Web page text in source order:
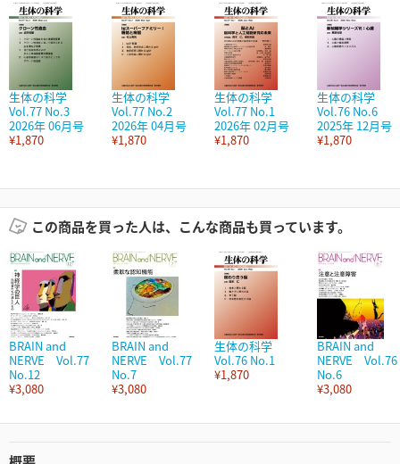
生体の科学
Vol.77 No.3
2026年 06月号
¥1,870
生体の科学
Vol.77 No.2
2026年 04月号
¥1,870
生体の科学
Vol.77 No.1
2026年 02月号
¥1,870
生体の科学
Vol.76 No.6
2025年 12月号
¥1,870
この商品を買った人は、こんな商品も買っています。
BRAIN and
NERVE Vol.77
No.12
¥3,080
BRAIN and
NERVE Vol.77
No.7
¥3,080
生体の科学
Vol.76 No.1
¥1,870
BRAIN and
NERVE Vol.76
No.6
¥3,080